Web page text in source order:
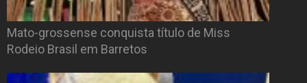
Mato-grossense conquista título de Miss
Rodeio Brasil em Barretos